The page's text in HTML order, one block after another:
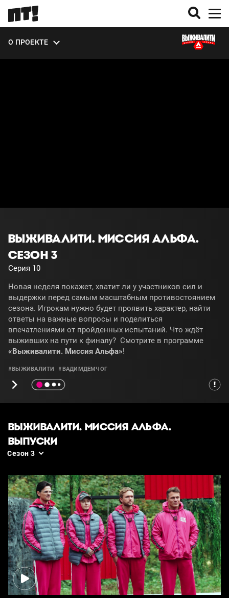
О ПРОЕКТЕ
ВЫПУСКИ
ЭКСТРА
ВЫЖИВАЛИТИ. МИССИЯ АЛЬФА.
СЕЗОН 3
Серия 10
Новая неделя покажет, хватит ли у участников сил и
выдержки перед самым масштабным противостоянием
сезона. Игрокам нужно будет проявить характер, найти
ответы на важные вопросы и поделиться
впечатлениями от пройденных испытаний. Что ждёт
выживших на пути к финалу? Смотрите в программе
«Выживалити. Миссия Альфа»!
#ВЫЖИВАЛИТИ #ВАДИМДЕМЧОГ
ВЫЖИВАЛИТИ. МИССИЯ АЛЬФА.
ВЫПУСКИ
Сезон 3